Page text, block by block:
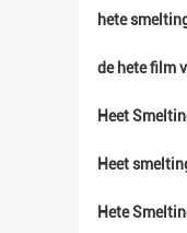
hete
de hete film
Heet
Heet
Hete